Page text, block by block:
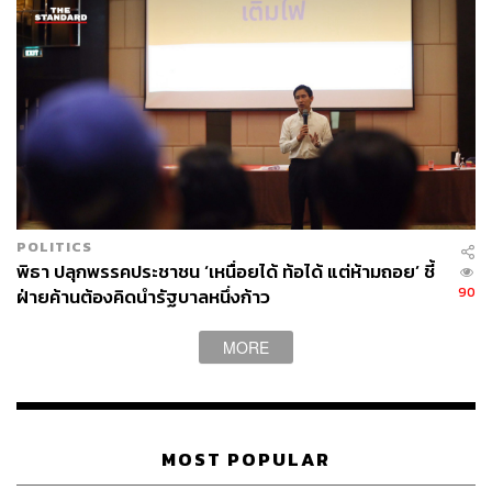
POLITICS
พิธา ปลุกพรรคประชาชน ‘เหนื่อยได้ ท้อได้ แต่ห้ามถอย’ ชี้
ฝ่ายค้านต้องคิดนำรัฐบาลหนึ่งก้าว
90
MORE
MOST POPULAR